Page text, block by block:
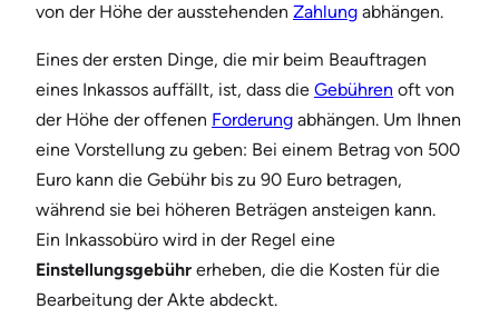
von der Höhe der ausstehenden Zahlung abhängen.
Eines der ersten Dinge, die mir beim Beauftragen
eines Inkassos auffällt, ist, dass die Gebühren oft von
der Höhe der offenen Forderung abhängen. Um Ihnen
eine Vorstellung zu geben: Bei einem Betrag von 500
Euro kann die Gebühr bis zu 90 Euro betragen,
während sie bei höheren Beträgen ansteigen kann.
Ein Inkassobüro wird in der Regel eine
Einstellungsgebühr erheben, die die Kosten für die
Bearbeitung der Akte abdeckt.